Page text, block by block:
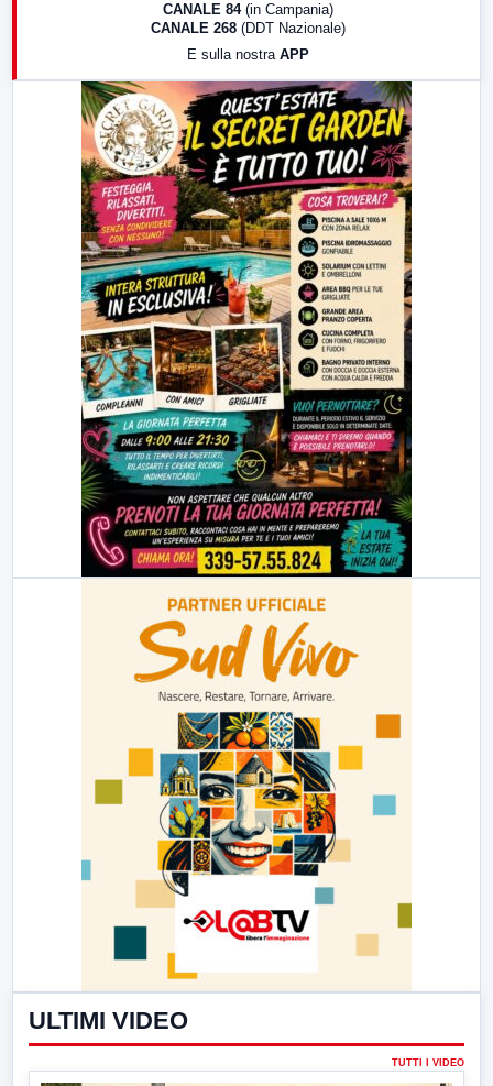
LabNews (replica)
CANALE 84 (in Campania)
CANALE 268 (DDT Nazionale)
E sulla nostra APP
ULTIMI VIDEO
TUTTI I VIDEO